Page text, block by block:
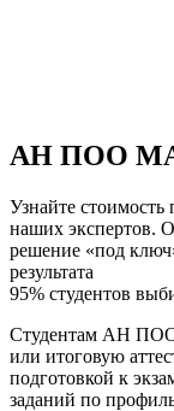
АН ПОО
Узнайте
наших экспертов.
решение «под
результата
95% студентов
Студентам АН
или итоговую
подготовкой к
заданий по